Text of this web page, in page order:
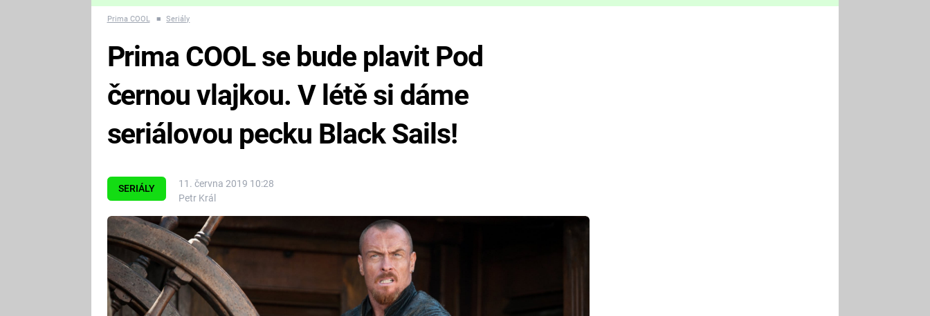
nejvíc zvednou tep?
Prima COOL ■ Seriály
SERIÁLY
11. června 2019 10:28
Petr Král
Prima COOL se bude plavit Pod
černou vlajkou. V létě si dáme
seriálovou pecku Black Sails!